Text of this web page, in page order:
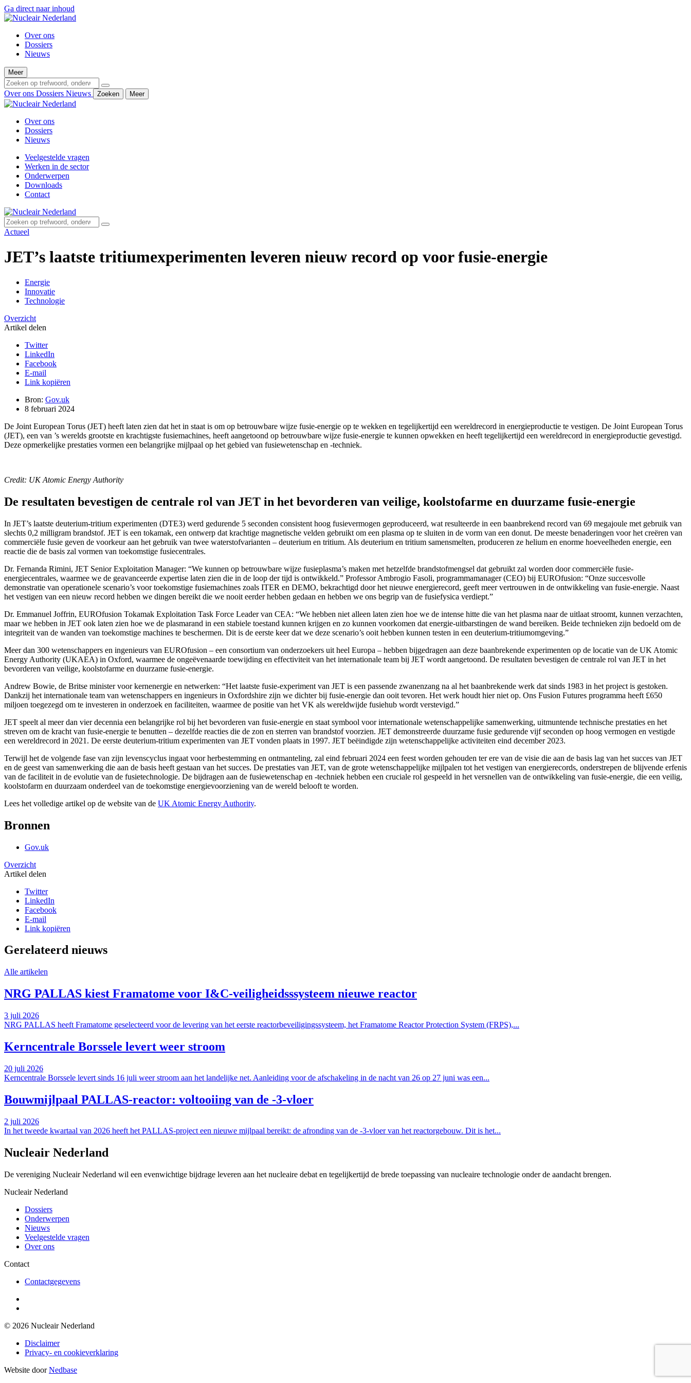
Ga direct naar inhoud
Over ons
Dossiers
Nieuws
Meer
Over ons Dossiers Nieuws Zoeken Meer
Over ons
Dossiers
Nieuws
Veelgestelde vragen
Werken in de sector
Onderwerpen
Downloads
Contact
Actueel
JET’s laatste tritiumexperimenten leveren nieuw record op voor fusie-energie
Energie
Innovatie
Technologie
Overzicht
Artikel delen
Twitter
LinkedIn
Facebook
E-mail
Link kopiëren
Bron: Gov.uk
8 februari 2024
De Joint European Torus (JET) heeft laten zien dat het in staat is om op betrouwbare wijze fusie-energie op te wekken en tegelijkertijd een wereldrecord in energieproductie te vestigen. De Joint European Torus
(JET), een van ’s werelds grootste en krachtigste fusiemachines, heeft aangetoond op betrouwbare wijze fusie-energie te kunnen opwekken en heeft tegelijkertijd een wereldrecord in energieproductie gevestigd.
Deze opmerkelijke prestaties vormen een belangrijke mijlpaal op het gebied van fusiewetenschap en -techniek.
Credit: UK Atomic Energy Authority
De resultaten bevestigen de centrale rol van JET in het bevorderen van veilige, koolstofarme en duurzame fusie-energie
In JET’s laatste deuterium-tritium experimenten (DTE3) werd gedurende 5 seconden consistent hoog fusievermogen geproduceerd, wat resulteerde in een baanbrekend record van 69 megajoule met gebruik van
slechts 0,2 milligram brandstof. JET is een tokamak, een ontwerp dat krachtige magnetische velden gebruikt om een plasma op te sluiten in de vorm van een donut. De meeste benaderingen voor het creëren van
commerciële fusie geven de voorkeur aan het gebruik van twee waterstofvarianten – deuterium en tritium. Als deuterium en tritium samensmelten, produceren ze helium en enorme hoeveelheden energie, een
reactie die de basis zal vormen van toekomstige fusiecentrales.
Dr. Fernanda Rimini, JET Senior Exploitation Manager: “We kunnen op betrouwbare wijze fusieplasma’s maken met hetzelfde brandstofmengsel dat gebruikt zal worden door commerciële fusie-
energiecentrales, waarmee we de geavanceerde expertise laten zien die in de loop der tijd is ontwikkeld.” Professor Ambrogio Fasoli, programmamanager (CEO) bij EUROfusion: “Onze succesvolle
demonstratie van operationele scenario’s voor toekomstige fusiemachines zoals ITER en DEMO, bekrachtigd door het nieuwe energierecord, geeft meer vertrouwen in de ontwikkeling van fusie-energie. Naast
het vestigen van een nieuw record hebben we dingen bereikt die we nooit eerder hebben gedaan en hebben we ons begrip van de fusiefysica verdiept.”
Dr. Emmanuel Joffrin, EUROfusion Tokamak Exploitation Task Force Leader van CEA: “We hebben niet alleen laten zien hoe we de intense hitte die van het plasma naar de uitlaat stroomt, kunnen verzachten,
maar we hebben in JET ook laten zien hoe we de plasmarand in een stabiele toestand kunnen krijgen en zo kunnen voorkomen dat energie-uitbarstingen de wand bereiken. Beide technieken zijn bedoeld om de
integriteit van de wanden van toekomstige machines te beschermen. Dit is de eerste keer dat we deze scenario’s ooit hebben kunnen testen in een deuterium-tritiumomgeving.”
Meer dan 300 wetenschappers en ingenieurs van EUROfusion – een consortium van onderzoekers uit heel Europa – hebben bijgedragen aan deze baanbrekende experimenten op de locatie van de UK Atomic
Energy Authority (UKAEA) in Oxford, waarmee de ongeëvenaarde toewijding en effectiviteit van het internationale team bij JET wordt aangetoond. De resultaten bevestigen de centrale rol van JET in het
bevorderen van veilige, koolstofarme en duurzame fusie-energie.
Andrew Bowie, de Britse minister voor kernenergie en netwerken: “Het laatste fusie-experiment van JET is een passende zwanenzang na al het baanbrekende werk dat sinds 1983 in het project is gestoken.
Dankzij het internationale team van wetenschappers en ingenieurs in Oxfordshire zijn we dichter bij fusie-energie dan ooit tevoren. Het werk houdt hier niet op. Ons Fusion Futures programma heeft £650
miljoen toegezegd om te investeren in onderzoek en faciliteiten, waarmee de positie van het VK als wereldwijde fusiehub wordt verstevigd.”
JET speelt al meer dan vier decennia een belangrijke rol bij het bevorderen van fusie-energie en staat symbool voor internationale wetenschappelijke samenwerking, uitmuntende technische prestaties en het
streven om de kracht van fusie-energie te benutten – dezelfde reacties die de zon en sterren van brandstof voorzien. JET demonstreerde duurzame fusie gedurende vijf seconden op hoog vermogen en vestigde
een wereldrecord in 2021. De eerste deuterium-tritium experimenten van JET vonden plaats in 1997. JET beëindigde zijn wetenschappelijke activiteiten eind december 2023.
Terwijl het de volgende fase van zijn levenscyclus ingaat voor herbestemming en ontmanteling, zal eind februari 2024 een feest worden gehouden ter ere van de visie die aan de basis lag van het succes van JET
en de geest van samenwerking die aan de basis heeft gestaan van het succes. De prestaties van JET, van de grote wetenschappelijke mijlpalen tot het vestigen van energierecords, onderstrepen de blijvende erfenis
van de faciliteit in de evolutie van de fusietechnologie. De bijdragen aan de fusiewetenschap en -techniek hebben een cruciale rol gespeeld in het versnellen van de ontwikkeling van fusie-energie, die een veilig,
koolstofarm en duurzaam onderdeel van de toekomstige energievoorziening van de wereld belooft te worden.
Lees het volledige artikel op de website van de UK Atomic Energy Authority.
Bronnen
Gov.uk
Overzicht
Artikel delen
Twitter
LinkedIn
Facebook
E-mail
Link kopiëren
Gerelateerd nieuws
Alle artikelen
NRG PALLAS kiest Framatome voor I&C-veiligheidsssysteem nieuwe reactor
3 juli 2026
NRG PALLAS heeft Framatome geselecteerd voor de levering van het eerste reactorbeveiligingssysteem, het Framatome Reactor Protection System (FRPS),...
Kerncentrale Borssele levert weer stroom
20 juli 2026
Kerncentrale Borssele levert sinds 16 juli weer stroom aan het landelijke net. Aanleiding voor de afschakeling in de nacht van 26 op 27 juni was een...
Bouwmijlpaal PALLAS-reactor: voltooiing van de -3-vloer
2 juli 2026
In het tweede kwartaal van 2026 heeft het PALLAS-project een nieuwe mijlpaal bereikt: de afronding van de -3-vloer van het reactorgebouw. Dit is het...
Nucleair Nederland
De vereniging Nucleair Nederland wil een evenwichtige bijdrage leveren aan het nucleaire debat en tegelijkertijd de brede toepassing van nucleaire technologie onder de aandacht brengen.
Nucleair Nederland
Dossiers
Onderwerpen
Nieuws
Veelgestelde vragen
Over ons
Contact
Contactgegevens
© 2026 Nucleair Nederland
Disclaimer
Privacy- en cookieverklaring
Website doorNedbase